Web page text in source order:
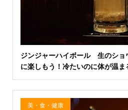
ジンジャーハイボール 生のショ
に楽しもう！冷たいのに体が温ま
美・食・健康